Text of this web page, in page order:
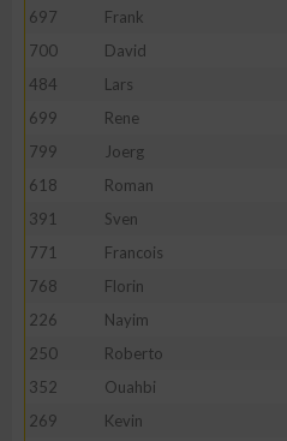
697
Frank
700
David
484
Lars
699
Rene
799
Joerg
618
Roman
391
Sven
771
Francois
768
Florin
226
Nayim
250
Roberto
352
Ouahbi
269
Kevin
Nicht-IAB-Verarbeitungszwecke:
Funktional
Werbung